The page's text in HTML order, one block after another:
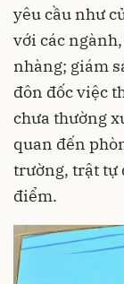
yêu cầu như
với các
nhàng; giám
đôn đốc việc
chưa thường
quan đến
trường, trật tự
điểm.